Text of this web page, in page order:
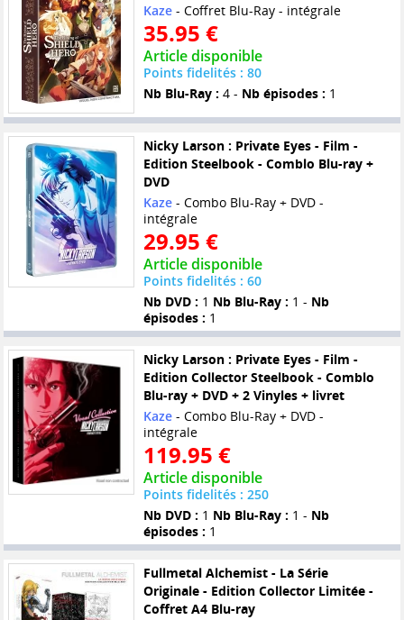
Kaze- Coffret Blu-Ray - intégrale
35.95 €
Article disponible
Points fidelités : 80
Nb Blu-Ray : 4 - Nb épisodes : 1
Nicky Larson : Private Eyes - Film -
Edition Steelbook - Comblo Blu-ray +
DVD
Kaze- Combo Blu-Ray + DVD -
intégrale
29.95 €
Article disponible
Points fidelités : 60
Nb DVD : 1 Nb Blu-Ray : 1 - Nb
épisodes : 1
Nicky Larson : Private Eyes - Film -
Edition Collector Steelbook - Comblo
Blu-ray + DVD + 2 Vinyles + livret
Kaze- Combo Blu-Ray + DVD -
intégrale
119.95 €
Article disponible
Points fidelités : 250
Nb DVD : 1 Nb Blu-Ray : 1 - Nb
épisodes : 1
Fullmetal Alchemist - La Série
Originale - Edition Collector Limitée -
Coffret A4 Blu-ray